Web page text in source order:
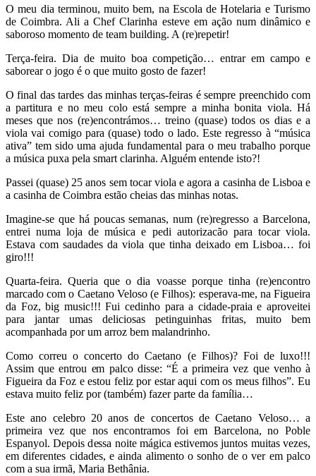
O meu dia terminou, muito bem, na Escola de Hotelaria e Turismo
de Coimbra. Ali a Chef Clarinha esteve em ação num dinâmico e
saboroso momento de team building. A (re)repetir!
Terça-feira. Dia de muito boa competição… entrar em campo e
saborear o jogo é o que muito gosto de fazer!
O final das tardes das minhas terças-feiras é sempre preenchido com
a partitura e no meu colo está sempre a minha bonita viola. Há
meses que nos (re)encontrámos… treino (quase) todos os dias e a
viola vai comigo para (quase) todo o lado. Este regresso à “música
ativa” tem sido uma ajuda fundamental para o meu trabalho porque
a música puxa pela smart clarinha. Alguém entende isto?!
Passei (quase) 25 anos sem tocar viola e agora a casinha de Lisboa e
a casinha de Coimbra estão cheias das minhas notas.
Imagine-se que há poucas semanas, num (re)regresso a Barcelona,
entrei numa loja de música e pedi autorizacão para tocar viola.
Estava com saudades da viola que tinha deixado em Lisboa… foi
giro!!!
Quarta-feira. Queria que o dia voasse porque tinha (re)encontro
marcado com o Caetano Veloso (e Filhos): esperava-me, na Figueira
da Foz, big music!!! Fui cedinho para a cidade-praia e aproveitei
para jantar umas deliciosas petinguinhas fritas, muito bem
acompanhada por um arroz bem malandrinho.
Como correu o concerto do Caetano (e Filhos)? Foi de luxo!!!
Assim que entrou em palco disse: “É a primeira vez que venho à
Figueira da Foz e estou feliz por estar aqui com os meus filhos”. Eu
estava muito feliz por (também) fazer parte da família…
Este ano celebro 20 anos de concertos de Caetano Veloso… a
primeira vez que nos encontramos foi em Barcelona, no Poble
Espanyol. Depois dessa noite mágica estivemos juntos muitas vezes,
em diferentes cidades, e ainda alimento o sonho de o ver em palco
com a sua irmã, Maria Bethânia.